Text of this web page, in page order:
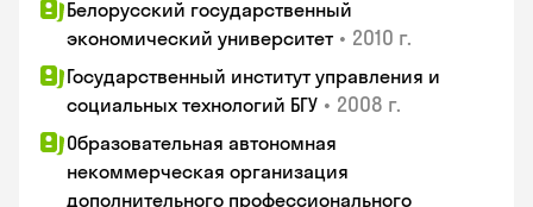
Белорусский государственный
экономический университет • 2010 г.
Государственный институт управления и
социальных технологий БГУ • 2008 г.
Образовательная автономная
некоммерческая организация
дополнительного профессионального